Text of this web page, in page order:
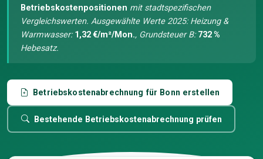
Betriebskostenpositionen mit stadtspezifischen
Vergleichswerten. Ausgewählte Werte 2025: Heizung &
Warmwasser:1,32 €/m²/Mon., Grundsteuer B:732 %
Hebesatz.
Betriebskostenabrechnung für Bonn erstellen
Bestehende Betriebskostenabrechnung prüfen